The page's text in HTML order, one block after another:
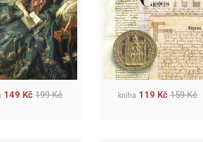
149 Kč 199 Kč kniha 119 Kč 159 Kč